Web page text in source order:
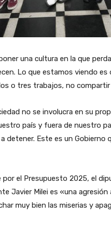
una cultura en la que
Lo que estamos viendo
o tres trabajos, no
no se involucra en su
país y fuera de nuestro
detener. Este es un Gobierno
por el Presupuesto 2025, el
Javier Milei es «una
muy bien las miserias y